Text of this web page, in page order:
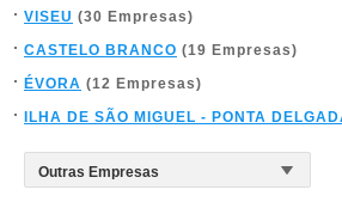
VISEU (30 Empresas)
CASTELO BRANCO (19 Empresas)
ÉVORA (12 Empresas)
ILHA DE SÃO MIGUEL - PONTA